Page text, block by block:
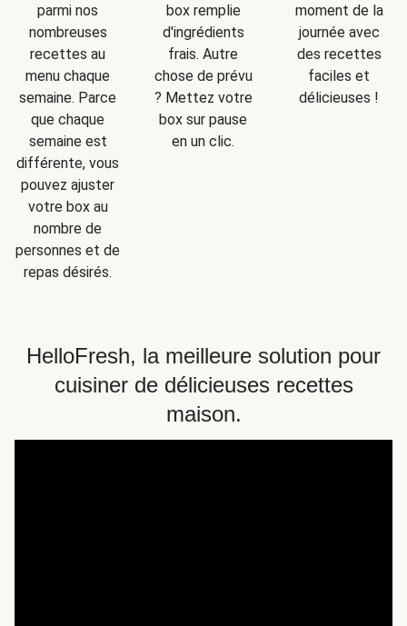
parmi nos
nombreuses
recettes au
menu chaque
semaine. Parce
que chaque
semaine est
différente, vous
pouvez ajuster
votre box au
nombre de
personnes et de
repas désirés.
box remplie
d'ingrédients
frais. Autre
chose de prévu
? Mettez votre
box sur pause
en un clic.
moment de la
journée avec
des recettes
faciles et
délicieuses !
HelloFresh, la meilleure solution pour
cuisiner de délicieuses recettes
maison.